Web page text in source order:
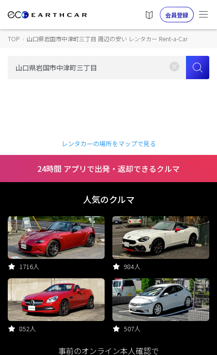
会員登録
TOP › 山口県岩国市中津町三丁目 周辺の安い レンタカー Rent-a-Car
レンタカーの場所をマップで見る
24時間 アプリで出発・返却できるクルマ
人気のクルマ
1716人 984人
852人 507人
事前のオンライン本人確認で